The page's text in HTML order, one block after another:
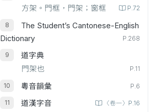
方架。門框，門架；窗框
P.72
The Student’s Cantonese-English
Dictionary
P.268
道字典
門架也
P.11
粵音韻彙 P.6
道漢字音
〈卷一〉P.16